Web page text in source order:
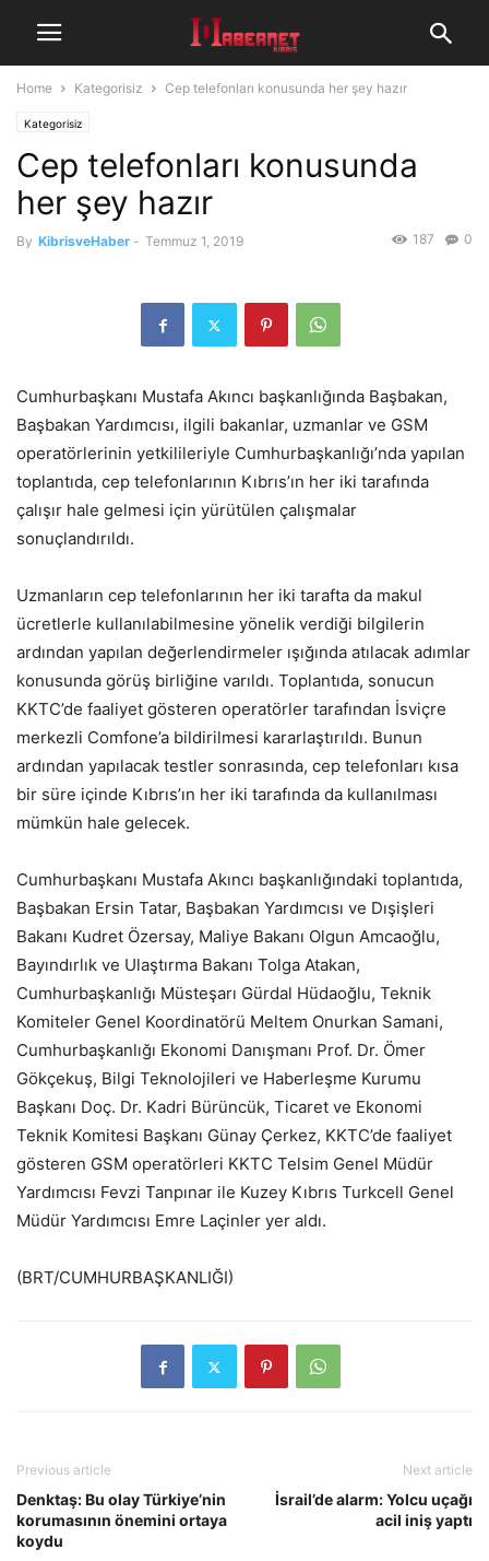
Home Kategorisiz Cep telefonları konusunda her şey hazır
Kategorisiz
Cep telefonları konusunda
her şey hazır
By KibrisveHaber - Temmuz 1, 2019 0
187
Cumhurbaşkanı Mustafa Akıncı başkanlığında Başbakan,
Başbakan Yardımcısı, ilgili bakanlar, uzmanlar ve GSM
operatörlerinin yetkilileriyle Cumhurbaşkanlığı’nda yapılan
toplantıda, cep telefonlarının Kıbrıs’ın her iki tarafında
çalışır hale gelmesi için yürütülen çalışmalar
sonuçlandırıldı.
Uzmanların cep telefonlarının her iki tarafta da makul
ücretlerle kullanılabilmesine yönelik verdiği bilgilerin
ardından yapılan değerlendirmeler ışığında atılacak adımlar
konusunda görüş birliğine varıldı. Toplantıda, sonucun
KKTC’de faaliyet gösteren operatörler tarafından İsviçre
merkezli Comfone’a bildirilmesi kararlaştırıldı. Bunun
ardından yapılacak testler sonrasında, cep telefonları kısa
bir süre içinde Kıbrıs’ın her iki tarafında da kullanılması
mümkün hale gelecek.
Cumhurbaşkanı Mustafa Akıncı başkanlığındaki toplantıda,
Başbakan Ersin Tatar, Başbakan Yardımcısı ve Dışişleri
Bakanı Kudret Özersay, Maliye Bakanı Olgun Amcaoğlu,
Bayındırlık ve Ulaştırma Bakanı Tolga Atakan,
Cumhurbaşkanlığı Müsteşarı Gürdal Hüdaoğlu, Teknik
Komiteler Genel Koordinatörü Meltem Onurkan Samani,
Cumhurbaşkanlığı Ekonomi Danışmanı Prof. Dr. Ömer
Gökçekuş, Bilgi Teknolojileri ve Haberleşme Kurumu
Başkanı Doç. Dr. Kadri Bürüncük, Ticaret ve Ekonomi
Teknik Komitesi Başkanı Günay Çerkez, KKTC’de faaliyet
gösteren GSM operatörleri KKTC Telsim Genel Müdür
Yardımcısı Fevzi Tanpınar ile Kuzey Kıbrıs Turkcell Genel
Müdür Yardımcısı Emre Laçinler yer aldı.
(BRT/CUMHURBAŞKANLIĞI)
Previous article
Denktaş: Bu olay Türkiye’nin
korumasının önemini ortaya
koydu
Next article
İsrail’de alarm: Yolcu uçağı
acil iniş yaptı